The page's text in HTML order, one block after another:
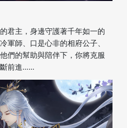
君主，身邊守護著千年如一的
軍師、口是心非的相府公子、
們的幫助與陪伴下，你將克服
前進……